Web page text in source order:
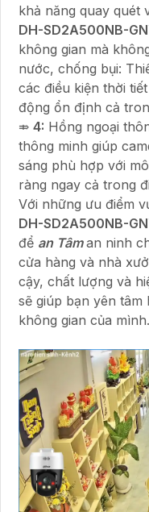
khả năng quay quét
DH-SD2A500NB-
không gian mà
nước, chống bụi:
các điều kiện thời
động ổn định cả
⤃ 4: Hồng ngoại
thông minh giúp
sáng phù hợp với
ràng ngay cả trong
Với những ưu điểm
DH-SD2A500NB-
để an Tâman ninh
cửa hàng và nhà
cậy, chất lượng và
sẽ giúp bạn yên
không gian của mình.